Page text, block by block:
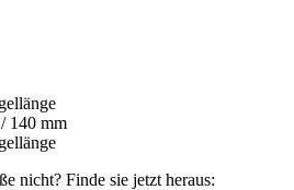
140 mm
nicht? Finde sie jetzt heraus: